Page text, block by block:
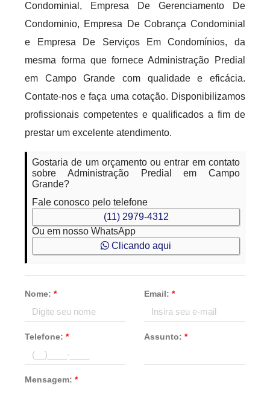
Condominial, Empresa De Gerenciamento De
Condominio, Empresa De Cobrança Condominial
e Empresa De Serviços Em Condomínios, da
mesma forma que fornece Administração Predial
em Campo Grande com qualidade e eficácia.
Contate-nos e faça uma cotação. Disponibilizamos
profissionais competentes e qualificados a fim de
prestar um excelente atendimento.
Gostaria de um orçamento ou entrar em contato
sobre Administração Predial em Campo
Grande?
Fale conosco pelo telefone
(11) 2979-4312
Ou em nosso WhatsApp
Clicando aqui
Nome:* Email: *
Telefone:* Assunto: *
Mensagem:*